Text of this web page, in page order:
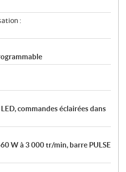
:
commandes éclairées dans
W à 3 000 tr/min, barre PULSE